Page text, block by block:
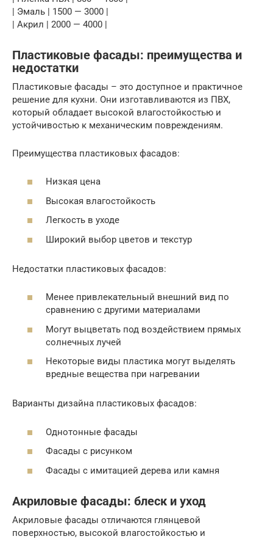
| Эмаль | 1500 — 3000 |
| Акрил | 2000 — 4000 |
Пластиковые фасады: преимущества и
недостатки
Пластиковые фасады – это доступное и практичное
решение для кухни. Они изготавливаются из ПВХ,
который обладает высокой влагостойкостью и
устойчивостью к механическим повреждениям.
Преимущества пластиковых фасадов:
Низкая цена
Высокая влагостойкость
Легкость в уходе
Широкий выбор цветов и текстур
Недостатки пластиковых фасадов:
Менее привлекательный внешний вид по
сравнению с другими материалами
Могут выцветать под воздействием прямых
солнечных лучей
Некоторые виды пластика могут выделять
вредные вещества при нагревании
Варианты дизайна пластиковых фасадов:
Однотонные фасады
Фасады с рисунком
Фасады с имитацией дерева или камня
Акриловые фасады: блеск и уход
Акриловые фасады отличаются глянцевой
поверхностью, высокой влагостойкостью и